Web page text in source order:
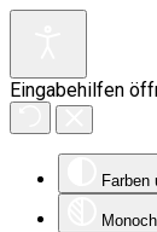
Eingabehilfen
Farben